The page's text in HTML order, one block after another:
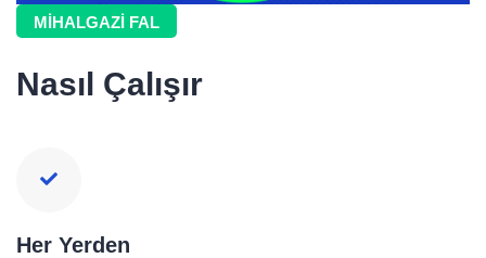
MIHALGAZI FAL
Nasıl Çalışır
Her Yerden